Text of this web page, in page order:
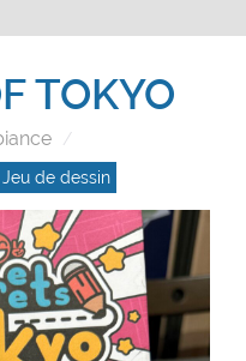
TOKYO
Jeu de dessin